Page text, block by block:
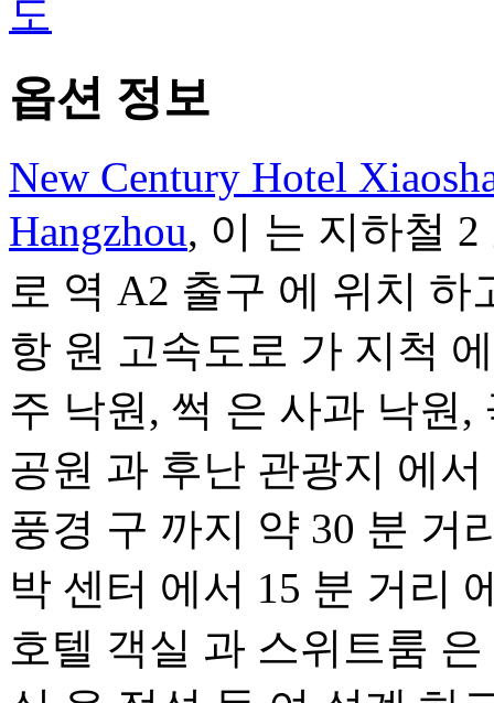
옵션 정보
New Century Hotel
Hangzhou, 이 는 지하철
로 역 A2 출구 에 위치 하
항 원 고속도로 가 지척
주 낙원, 썩 은 사과 낙원,
공원 과 후난 관광지 에
풍경 구 까지 약 30 분 거
박 센터 에서 15 분 거리
호텔 객실 과 스위트룸